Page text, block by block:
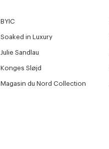
BYIC
Soaked in Luxury
Julie Sandlau
Konges Sløjd
Magasin du Nord Collection